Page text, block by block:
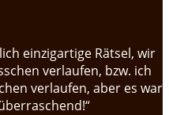
einzigartige Rätsel, wir
verlaufen, bzw. ich
verlaufen, aber es war